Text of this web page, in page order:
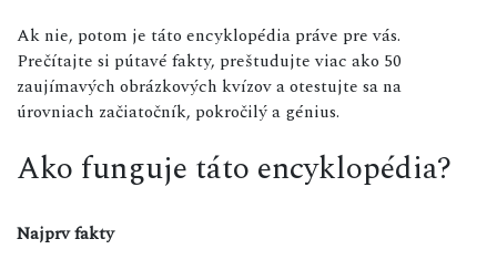
Ak nie, potom je táto encyklopédia práve pre vás.
Prečítajte si pútavé fakty, preštudujte viac ako 50
zaujímavých obrázkových kvízov a otestujte sa na
úrovniach začiatočník, pokročilý a génius.
Ako funguje táto encyklopédia?
Najprv fakty